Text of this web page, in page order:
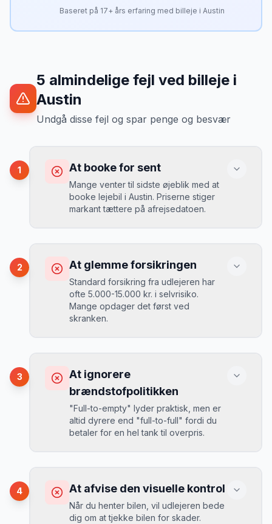
Baseret på 17+ års erfaring med billeje i Austin
5 almindelige fejl ved billeje i
Austin
Undgå disse fejl og spar penge og besvær
1 At booke for sent
Mange venter til sidste øjeblik med at
booke lejebil i Austin. Priserne stiger
markant tættere på afrejsedatoen.
Du betaler 30-50% mere, og de bedste
biler er udsolgt.
Løsning
MJ
Mikkels erfaring
“I august 2024 så jeg priserne i Austin
stige fra 189 kr/dag til 349 kr/dag på
bare 2 uger. Book tidligt! ”
2 At glemme forsikringen
Standard forsikring fra udlejeren har
ofte 5.000-15.000 kr. i selvrisiko.
Mange opdager det først ved
skranken.
Ved selv en mindre skade kan du blive
opkrævet tusindvis af kroner.
Løsning
Book altid med fuld kaskoforsikring uden
MJ
Mikkels erfaring September 2023
“ En lille bule i døren kostede mig 8.000
3
At ignorere
brændstofpolitikken
"Full-to-empty" lyder praktisk, men er
altid dyrere end "full-to-full" fordi du
betaler for en hel tank til overpris.
Du betaler 20-30% mere for brændstof,
da udlejeren tager høje benzinpriser.
4 At afvise den visuelle kontrol
Når du henter bilen, vil udlejeren bede
dig om at tjekke bilen for skader.